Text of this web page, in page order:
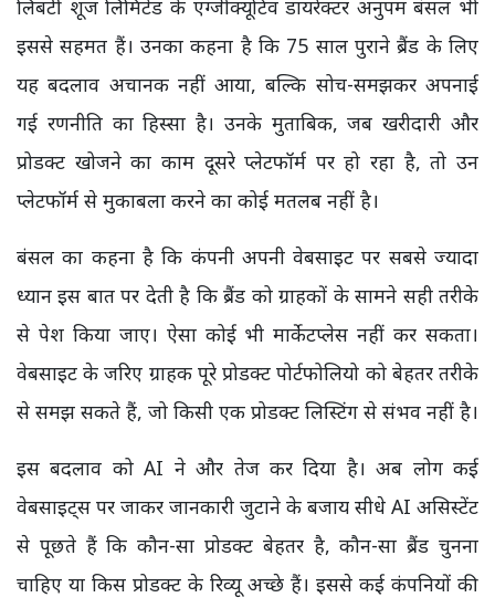
लिबर्टी शूज लिमिटेड के एग्जीक्यूटिव डायरेक्टर अनुपम बंसल भी
इससे सहमत हैं। उनका कहना है कि 75 साल पुराने ब्रैंड के लिए
यह बदलाव अचानक नहीं आया, बल्कि सोच-समझकर अपनाई
गई रणनीति का हिस्सा है। उनके मुताबिक, जब खरीदारी और
प्रोडक्ट खोजने का काम दूसरे प्लेटफॉर्म पर हो रहा है, तो उन
प्लेटफॉर्म से मुकाबला करने का कोई मतलब नहीं है।
बंसल का कहना है कि कंपनी अपनी वेबसाइट पर सबसे ज्यादा
ध्यान इस बात पर देती है कि ब्रैंड को ग्राहकों के सामने सही तरीके
से पेश किया जाए। ऐसा कोई भी मार्केटप्लेस नहीं कर सकता।
वेबसाइट के जरिए ग्राहक पूरे प्रोडक्ट पोर्टफोलियो को बेहतर तरीके
से समझ सकते हैं, जो किसी एक प्रोडक्ट लिस्टिंग से संभव नहीं है।
इस बदलाव को AI ने और तेज कर दिया है। अब लोग कई
वेबसाइट्स पर जाकर जानकारी जुटाने के बजाय सीधे AI असिस्टेंट
से पूछते हैं कि कौन-सा प्रोडक्ट बेहतर है, कौन-सा ब्रैंड चुनना
चाहिए या किस प्रोडक्ट के रिव्यू अच्छे हैं। इससे कई कंपनियों की